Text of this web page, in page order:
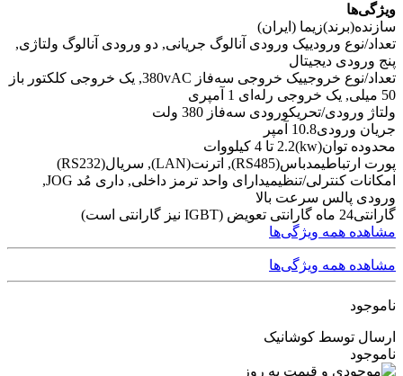
ویژگی‌ها
سازنده(برند)زیما (ایران)
تعداد/نوع ورودییک ورودی آنالوگ جریانی, دو ورودی آنالوگ ولتاژی,
پنج ورودی دیجیتال
تعداد/نوع خروجی
یک خروجی سه‌فاز 380vAC, یک خروجی کلکتور باز
50 میلی, یک خروجی رله‌ای 1 آمپری
ولتاژ ورودی/تحریکورودی سه‌فاز 380 ولت
جریان ورودی10.8 آمپر
محدوده توان(kw)
2.2 تا 4 کیلووات
پورت ارتباطیمدباس(RS485), اترنت(LAN), سریال(RS232)
امکانات کنترلی/تنظیمی
دارای واحد ترمز داخلی, داری مُد JOG,
ورودی پالس سرعت بالا
گارانتی24 ماه گارانتی تعویض (IGBT نیز گارانتی است)
مشاهده همه ویژگی‌ها
مشاهده همه ویژگی‌ها
ناموجود
ارسال توسط کوشانیک
ناموجود